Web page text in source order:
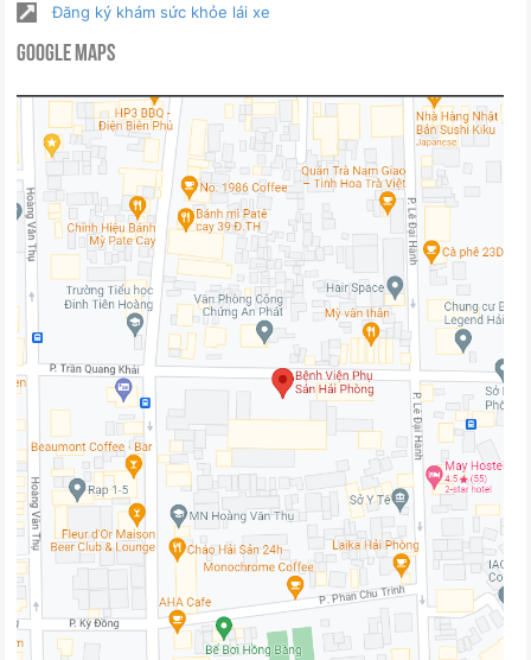
Đăng ký khám sức khỏe lái xe
Google Maps